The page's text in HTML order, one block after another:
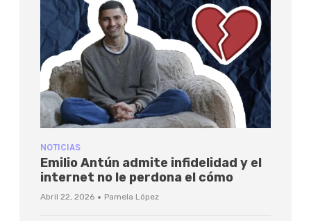
NOTICIAS
Emilio Antún admite infidelidad y el
internet no le perdona el cómo
Abril 22, 2026 · Pamela López